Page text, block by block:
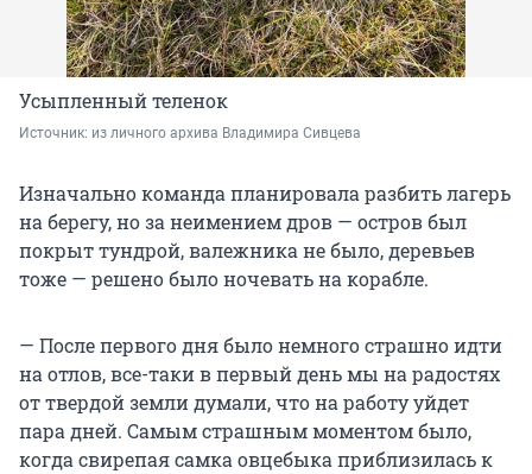
Усыпленный теленок
Источник: из личного архива Владимира Сивцева
Изначально команда планировала разбить лагерь
на берегу, но за неимением дров — остров был
покрыт тундрой, валежника не было, деревьев
тоже — решено было ночевать на корабле.
— После первого дня было немного страшно идти
на отлов, все-таки в первый день мы на радостях
от твердой земли думали, что на работу уйдет
пара дней. Самым страшным моментом было,
когда свирепая самка овцебыка приблизилась к